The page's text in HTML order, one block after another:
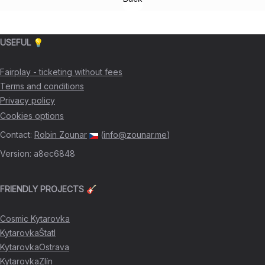
USEFUL 💡
Fairplay - ticketing without fees
Terms and conditions
Privacy policy
Cookies options
Contact: Robin Zounar (info@zounar.me)
Version: a8ec6848
FRIENDLY PROJECTS 🎸
Cosmic Kytarovka
KytarovkaŠtatl
KytarovkaOstrava
KytarovkaZlín